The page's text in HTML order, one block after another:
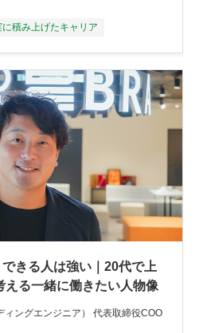
に積み上げたキャリア
できる人は強い｜20代で上
える一緒に働きたい人物像
ングエンジニア） 代表取締役COO